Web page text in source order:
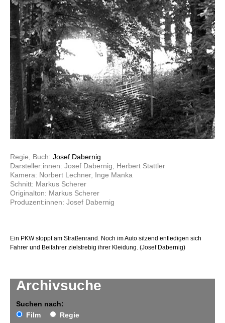
Archivsuche
Suchen nach:
Film
Regie
Regie, Buch: Josef Dabernig
Darsteller:innen: Josef Dabernig, Herbert Stattler
Kamera: Norbert Lechner, Inge Manka
Schnitt: Markus Scherer
Originalton: Markus Scherer
Produzent:innen: Josef Dabernig
Ein PKW stoppt am Straßenrand. Noch im Auto sitzend entledigen sich
Fahrer und Beifahrer zielstrebig ihrer Kleidung. (Josef Dabernig)